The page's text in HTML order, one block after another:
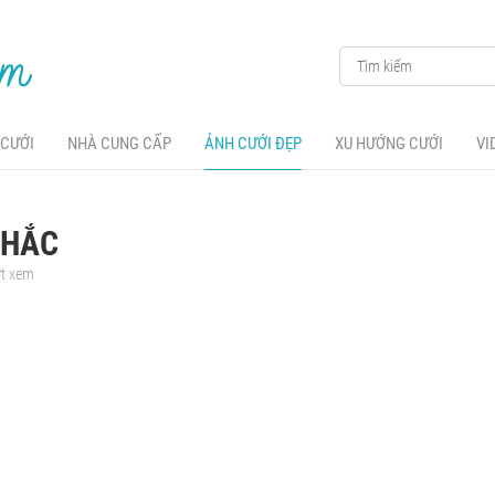
NHÀ CUNG CẤP ẢNH CƯỚI ĐẸP XU HƯỚNG CƯỚI
xem